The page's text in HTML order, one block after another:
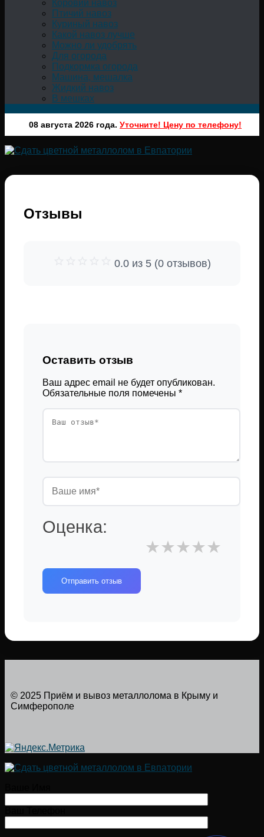
Коровий навоз
Птичий навоз
Куриный навоз
Какой навоз лучше
Можно ли удобрять
Для огорода
Подкормка огорода
Машина, мешалка
Жидкий навоз
В мешках
08 августа 2026 года. Уточните! Цену по телефону!
Отзывы
0.0 из 5 (0 отзывов)
Оставить отзыв
Ваш адрес email не будет опубликован.
Обязательные поля помечены *
Оценка:
★
★
★
★
★
Отправить отзыв
© 2025 Приём и вывоз металлолома в Крыму и
Симферополе